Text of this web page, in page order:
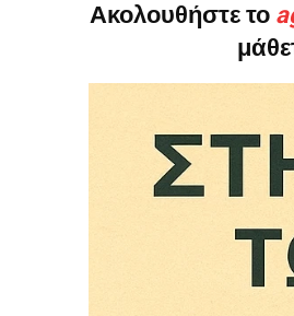
Ακολουθήστε το